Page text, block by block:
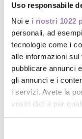
Uso responsabile
Noi e i nostri 1022
personali, ad
tecnologie come i
alle informazioni
pubblicare annunci
gli annunci e i
i servizi. Avete la
vostri dati e per
Certificazione in
(per insegnanti
stranieri)
28 Feb 2020|
Coaching®
Sei un insegnante
Allora questo
online dal vivo,